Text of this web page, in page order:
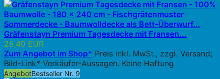
Gräfenstayn Premium Tagesdecke mit Fransen...
25,40 EUR
Zum Angebot im Shop* Preis inkl. MwSt., zzgl. Versand;
Bild-Link* Verkäufer-Aussagen. Keine Haftung
AngebotBestseller Nr. 9